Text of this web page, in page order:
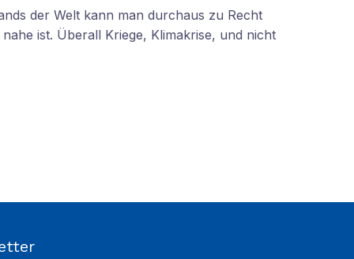
der Welt kann man durchaus zu Recht
ist. Überall Kriege, Klimakrise, und nicht